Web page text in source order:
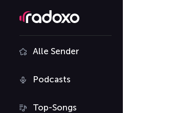
Alle Sender
Podcasts
Top-Songs